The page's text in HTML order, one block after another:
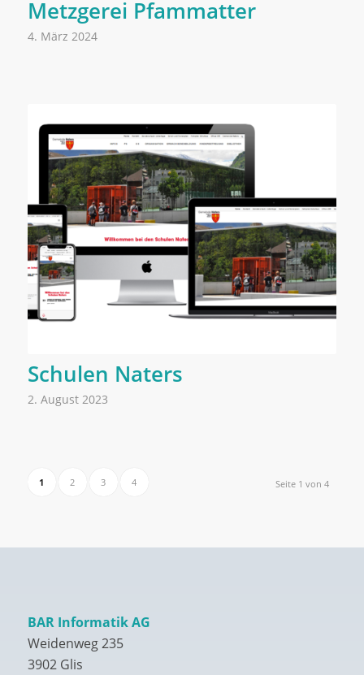
Metzgerei Pfammatter
4. März 2024
Schulen Naters
2. August 2023
Seite 1 von 4
1 2 3 4
BAR Informatik AG
Weidenweg 235
3902 Glis